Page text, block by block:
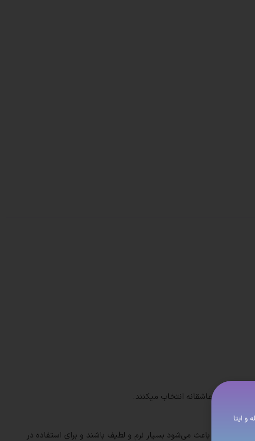
میدهند و عاشقانه انتخاب میکنند.
است.
که باعث می‌شود بسیار نرم و لطیف باشند و برای استفاده در
و ایتا